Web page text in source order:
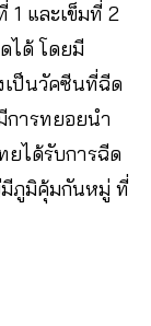
1 และเข็มที่ 2
ได้ โดยมี
เป็นวัคซีนที่ฉีด
การทยอยนำ
ยได้รับการฉีด
ภูมิคุ้มกันหมู่ ที่